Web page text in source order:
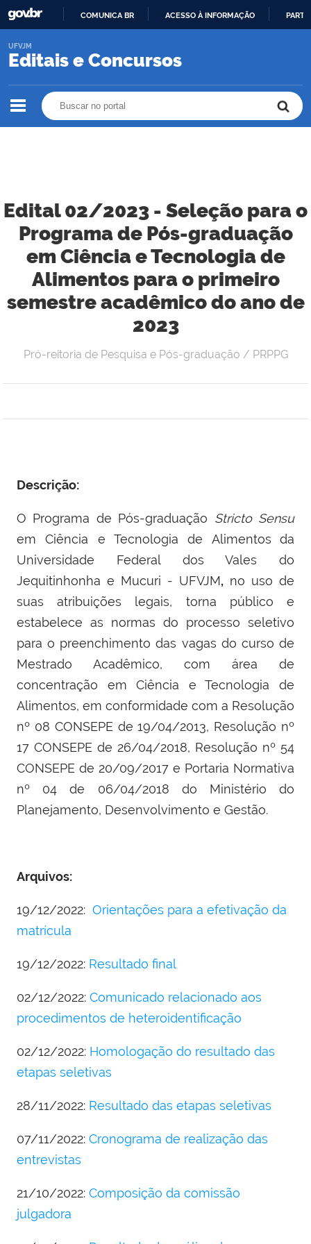
O
COMUNICA BR ACESSO À INFORMAÇÃO
Editais e Concursos
UFVJM
Edital 02/2023 - Seleção para o
Programa de Pós-graduação
em Ciência e Tecnologia de
Alimentos para o primeiro
semestre acadêmico do ano de
2023
Pró-reitoria de Pesquisa e Pós-graduação / PRPPG
Descrição:
O Programa de Pós-graduação Stricto Sensu
em Ciência e Tecnologia de Alimentos
da
Universidade Federal dos Vales do
Jequitinhonha e Mucuri - UFVJM, no uso de
suas atribuições legais, torna público e
estabelece as normas do processo seletivo
para o preenchimento das vagas do curso de
Mestrado Acadêmico,
com área de
concentração em Ciência e Tecnologia de
Alimentos, em conformidade com a Resolução
nº 08 CONSEPE de 19/04/2013, Resolução nº
17 CONSEPE de 26/04/2018, Resolução nº 54
CONSEPE de 20/09/2017 e Portaria Normativa
nº 04 de 06/04/2018 do Ministério do
Planejamento, Desenvolvimento e Gestão.
Arquivos:
19/12/2022: Orientações para a efetivação da
matrícula
19/12/2022: Resultado final
02/12/2022: Comunicado relacionado aos
procedimentos de heteroidentificação
02/12/2022: Homologação do resultado das
etapas seletivas
28/11/2022: Resultado das etapas seletivas
07/11/2022: Cronograma de realização das
entrevistas
21/10/2022: Composição da comissão
julgadora